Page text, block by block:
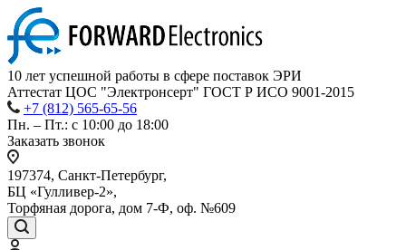
10 лет успешной работы в сфере поставок ЭРИ
Аттестат ЦОС "Электронсерт" ГОСТ Р ИСО 9001-2015
+7 (812) 565-65-56
Пн. – Пт.: с 10:00 до 18:00
Заказать звонок
197374, Санкт-Петербург,
БЦ «Гулливер-2»,
Торфяная дорога, дом 7-Ф, оф. №609